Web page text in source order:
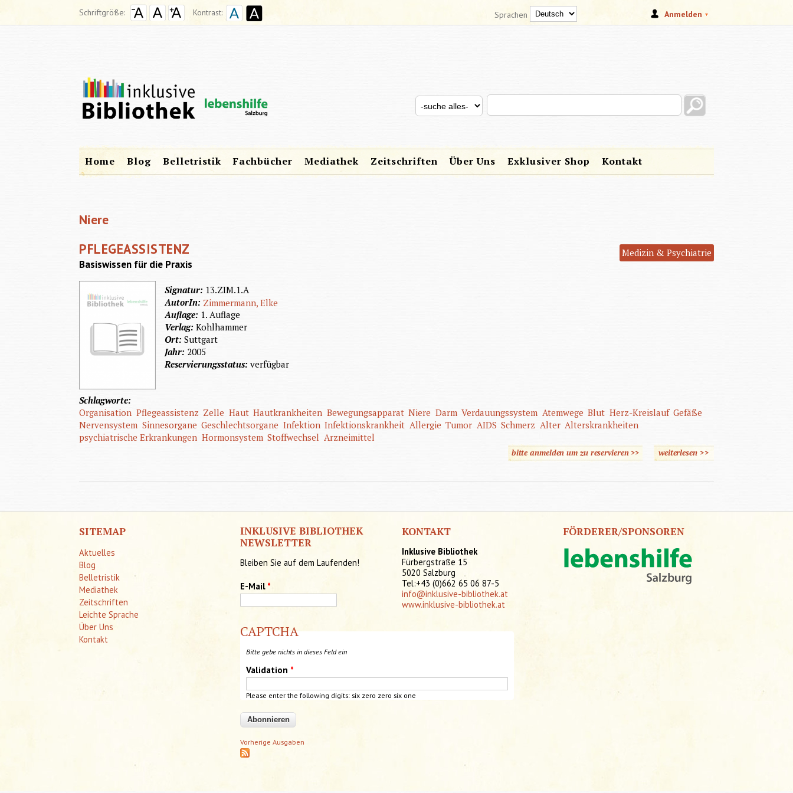
Schriftgröße: Kontrast: Anmelden
Sprachen
SUCHFORMULAR
Search this site
Search for
Home Blog Belletristik Fachbücher Mediathek Zeitschriften Über Uns Exklusiver Shop Kontakt
Niere
PFLEGEASSISTENZ Medizin & Psychiatrie
Basiswissen für die Praxis
Signatur: 13.ZIM.1.A
AutorIn: Zimmermann, Elke
Auflage: 1. Auflage
Verlag:Kohlhammer
Ort:Suttgart
Jahr: 2005
Reservierungsstatus:verfügbar
Schlagworte:
Organisation Pflegeassistenz Zelle Haut Hautkrankheiten Bewegungsapparat Niere Darm Verdauungssystem Atemwege Blut Herz-Kreislauf Gefäße
Nervensystem Sinnesorgane Geschlechtsorgane Infektion Infektionskrankheit Allergie Tumor AIDS Schmerz Alter Alterskrankheiten
psychiatrische Erkrankungen Hormonsystem Stoffwechsel Arzneimittel
bitte anmelden um zu reservieren >> weiterlesenüber Pflegeassistenz
>>
SITEMAP
Aktuelles
Blog
Belletristik
Mediathek
Zeitschriften
Leichte Sprache
Über Uns
Kontakt
INKLUSIVE BIBLIOTHEK
NEWSLETTER
Bleiben Sie auf dem Laufenden!
E-Mail *
CAPTCHA
Bitte gebe nichts in dieses Feld ein
Validation *
Please enter the following digits: six zero zero six one
Vorherige Ausgaben
KONTAKT
Inklusive Bibliothek
Fürbergstraße 15
5020 Salzburg
Tel:+43 (0)662 65 06 87-5
info@inklusive-bibliothek.at
www.inklusive-bibliothek.at
FÖRDERER/SPONSOREN